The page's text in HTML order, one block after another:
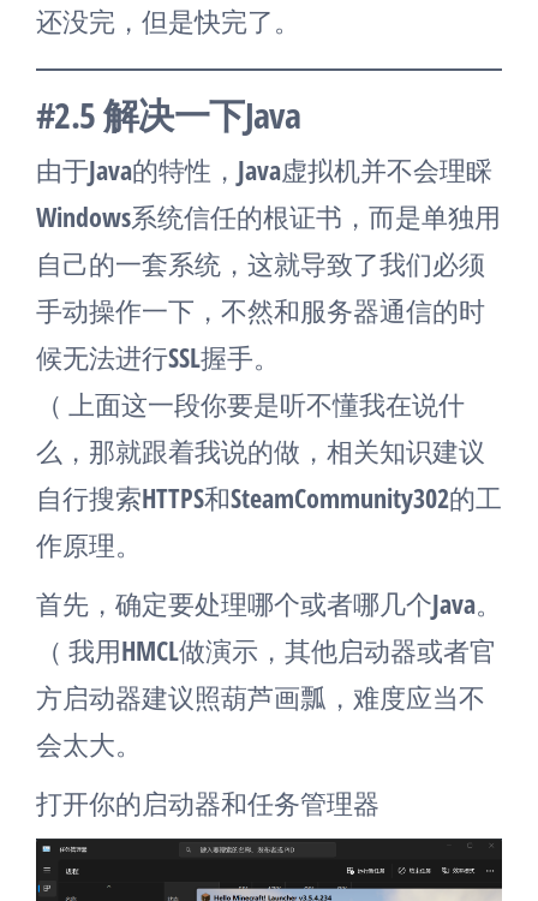
还没完，但是快完了。
#2.5 解决一下Java
由于Java的特性，Java虚拟机并不会理睬
Windows系统信任的根证书，而是单独用
自己的一套系统，这就导致了我们必须
手动操作一下，不然和服务器通信的时
候无法进行SSL握手。
（ 上面这一段你要是听不懂我在说什
么，那就跟着我说的做，相关知识建议
自行搜索HTTPS和SteamCommunity302的工
作原理。
首先，确定要处理哪个或者哪几个Java。
（ 我用HMCL做演示，其他启动器或者官
方启动器建议照葫芦画瓢，难度应当不
会太大。
打开你的启动器和任务管理器